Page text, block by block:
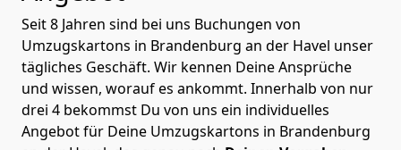
Seit 8 Jahren sind bei uns Buchungen von
Umzugskartons in Brandenburg an der Havel unser
tägliches Geschäft. Wir kennen Deine Ansprüche
und wissen, worauf es ankommt. Innerhalb von nur
drei 4 bekommst Du von uns ein individuelles
Angebot für Deine Umzugskartons in Brandenburg